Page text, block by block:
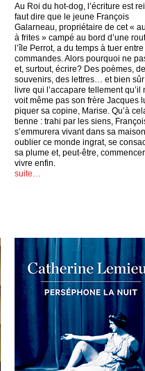
Au Roi du hot-dog, l’écriture est
faut dire que le jeune François
Galarneau, propriétaire de cet «
à frites » campé au bord d’une
l’île Perrot, a du temps à tuer
commandes. Alors pourquoi ne
et, surtout, écrire? Des poèmes,
souvenirs, des lettres… et bien
livre qui l’accapare tellement qu’il
voit même pas son frère Jacques
piquer sa copine, Marise. Qu’à
tienne : trahi par les siens,
s’emmurera vivant dans sa
oublier ce monde ingrat, se
sa plume et, peut-être,
vivre enfin.
suite…